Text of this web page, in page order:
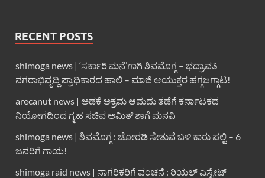
RECENT POSTS
shimoga news | ‘ಸರ್ಕಾರಿ ಮನೆ’ಗಾಗಿ ಶಿವಮೊಗ್ಗ – ಭದ್ರಾವತಿ
ನಗರಾಭಿವೃದ್ದಿ ಪ್ರಾಧಿಕಾರದ ಹಾಲಿ – ಮಾಜಿ ಆಯುಕ್ತರ ಹಗ್ಗಜಗ್ಗಾಟ!
arecanut news | ಅಡಕೆ ಅಕ್ರಮ ಆಮದು ತಡೆಗೆ ಕರ್ನಾಟಕದ
ನಿಯೋಗದಿಂದ ಗೃಹ ಸಚಿವ ಅಮಿತ್ ಶಾಗೆ ಮನವಿ
shimoga news | ಶಿವಮೊಗ್ಗ : ಚೋರಡಿ ಸೇತುವೆ ಬಳಿ ಕಾರು ಪಲ್ಟಿ – 6
ಜನರಿಗೆ ಗಾಯ!
shimoga raid news | ನಾಗರಿಕರಿಗೆ ವಂಚನೆ : ರಿಯಲ್ ಎಸ್ಟೇಟ್